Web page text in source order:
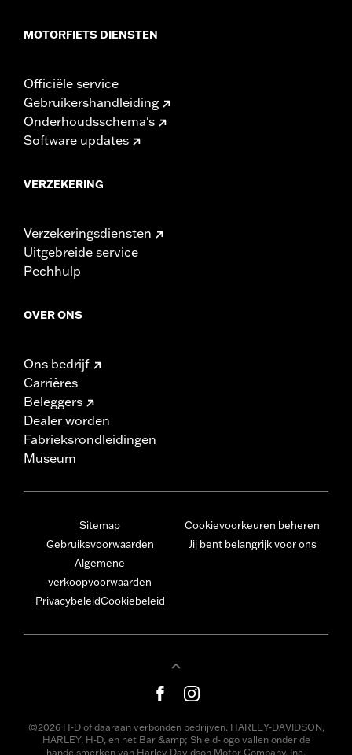
MOTORFIETS DIENSTEN
Officiële service
Gebruikershandleiding
Onderhoudsschema's
Software updates
VERZEKERING
Verzekeringsdiensten
Uitgebreide service
Pechhulp
OVER ONS
Ons bedrijf
Carrières
Beleggers
Dealer worden
Fabrieksrondleidingen
Museum
Sitemap
Gebruiksvoorwaarden
Algemene
verkoopvoorwaarden
PrivacybeleidCookiebeleid
Cookievoorkeuren beheren
Jij bent belangrijk voor ons
©2026 H-D of daaraan verbonden bedrijven. HARLEY-DAVIDSON,
HARLEY, H-D, en het Bar &amp; Shield-logo vallen onder de
handelsmerken van Harley-Davidson Motor Company, Inc.